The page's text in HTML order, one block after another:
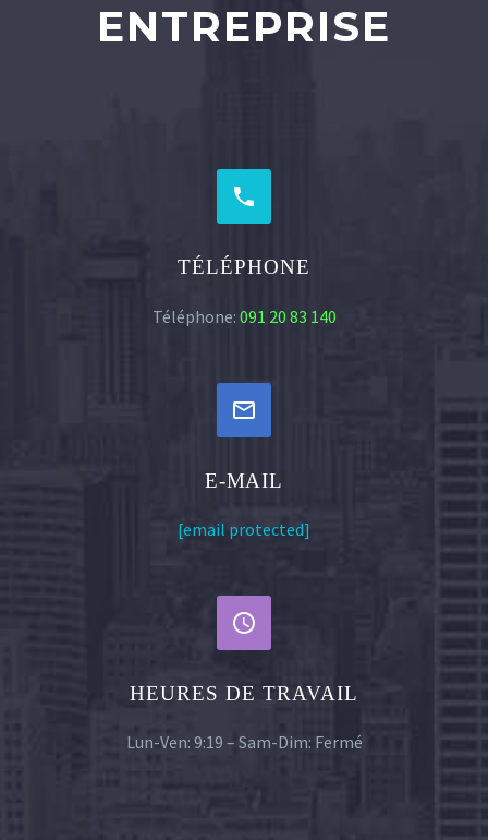
ENTREPRISE


TÉLÉPHONE
Téléphone: 091 20 83 140


E-MAIL
[email protected]


HEURES DE TRAVAIL
Lun-Ven: 9:19 – Sam-Dim: Fermé